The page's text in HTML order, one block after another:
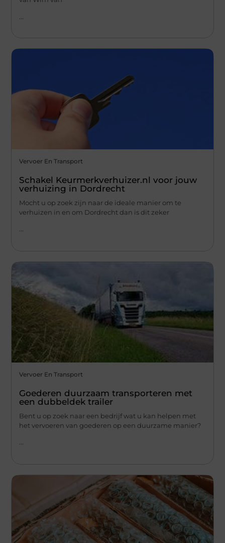
Vervoer En Transport
Schakel Keurmerkverhuizer.nl voor jouw
verhuizing in Dordrecht
Mocht u op zoek zijn naar de ideale manier om te
verhuizen in en om Dordrecht dan is dit zeker
Vervoer En Transport
Goederen duurzaam transporteren met
een dubbeldek trailer
Bent u op zoek naar een bedrijf wat u kan helpen met
het vervoeren van goederen op een duurzame manier?
...